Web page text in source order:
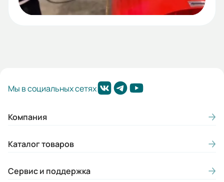
Мы в социальных сетях
Компания
Каталог товаров
Сервис и поддержка